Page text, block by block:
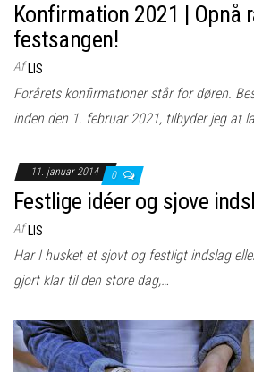
Konfirmation 2021 | Opnå
festsangen!
Af LIS
Forårets konfirmationer står for døren.
inden den 1. februar 2021, tilbyder jeg at
11. januar 2014 0
Festlige idéer og sjove
Af LIS
Har I husket et sjovt og festligt indslag
gjort klar til den store dag,…